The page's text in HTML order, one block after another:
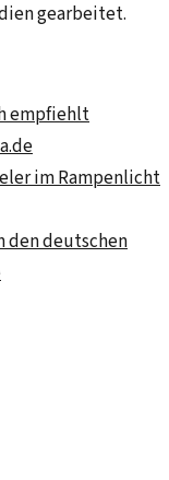
gearbeitet.
empfiehlt
im Rampenlicht
den deutschen